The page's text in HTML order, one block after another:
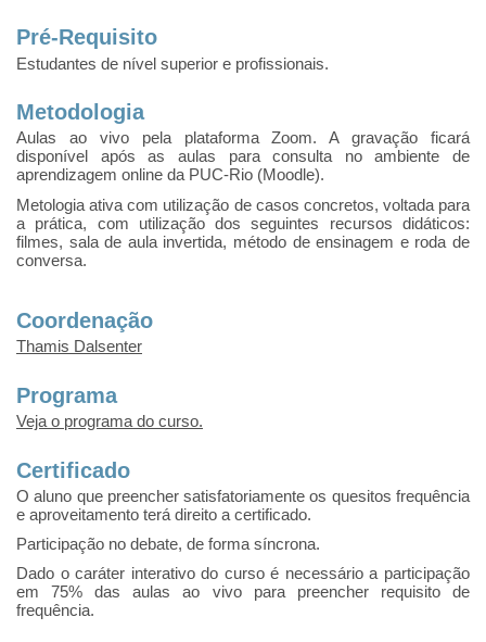
Pré-Requisito
Estudantes de nível superior e profissionais.
Metodologia
Aulas ao vivo pela plataforma Zoom. A gravação ficará
disponível após as aulas para consulta no ambiente de
aprendizagem online da PUC-Rio (Moodle).
Metologia ativa com utilização de casos concretos, voltada para
a prática, com utilização dos seguintes recursos didáticos:
filmes, sala de aula invertida, método de ensinagem e roda de
conversa.
Coordenação
Thamis Dalsenter
Programa
Veja o programa do curso.
Certificado
O aluno que preencher satisfatoriamente os quesitos frequência
e aproveitamento terá direito a certificado.
Participação no debate, de forma síncrona.
Dado o caráter interativo do curso é necessário a participação
em 75% das aulas ao vivo para preencher requisito de
frequência.